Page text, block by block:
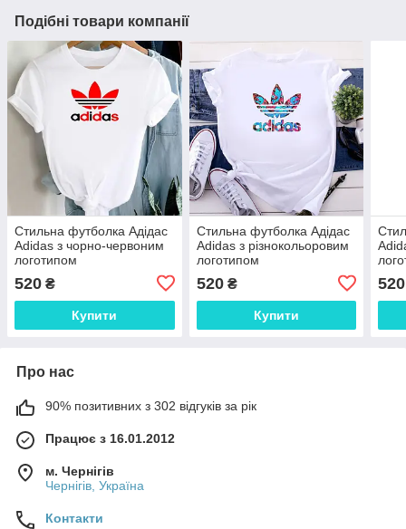
Подібні товари компанії
Стильна футболка Адідас
Adidas з чорно-червоним
логотипом
520 ₴
Купити
Стильна футболка Адідас
Adidas з різнокольоровим
логотипом
520₴
Купити
520
Про нас
90% позитивних з 302 відгуків за рік
Працює з 16.01.2012
м. Чернігів
Чернігів, Україна
Контакти